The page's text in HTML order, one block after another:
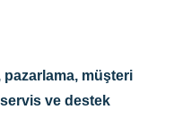
pazarlama, müşteri
servis ve destek